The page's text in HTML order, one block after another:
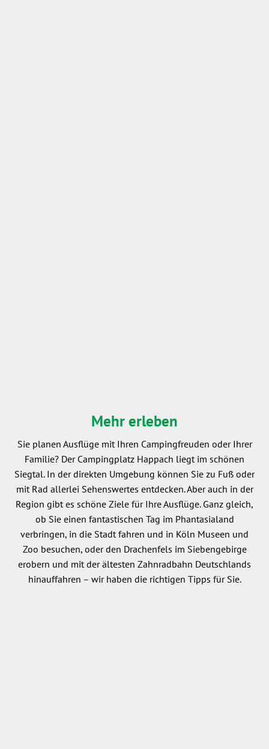
Mehr erleben
Sie planen Ausflüge mit Ihren Campingfreuden oder Ihrer
Familie? Der Campingplatz Happach liegt im schönen
Siegtal. In der direkten Umgebung können Sie zu Fuß oder
mit Rad allerlei Sehenswertes entdecken. Aber auch in der
Region gibt es schöne Ziele für Ihre Ausflüge. Ganz gleich,
ob Sie einen fantastischen Tag im Phantasialand
verbringen, in die Stadt fahren und in Köln Museen und
Zoo besuchen, oder den Drachenfels im Siebengebirge
erobern und mit der ältesten Zahnradbahn Deutschlands
hinauffahren – wir haben die richtigen Tipps für Sie.